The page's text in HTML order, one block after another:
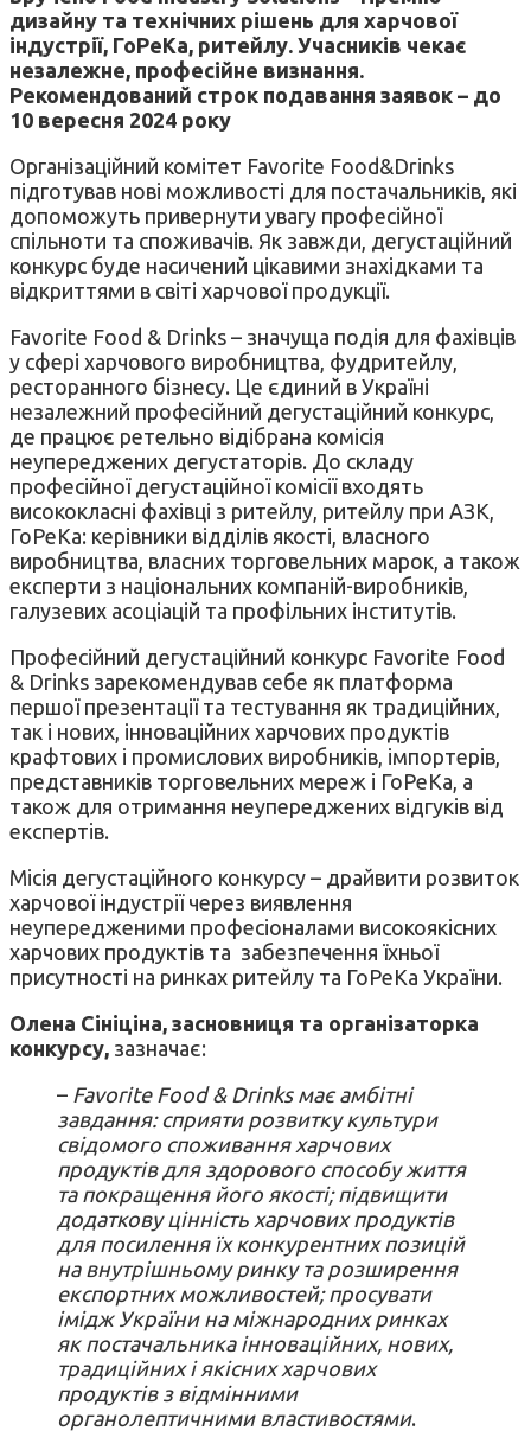
дизайну та технічних рішень для харчової
індустрії, ГоРеКа, ритейлу. Учасників чекає
незалежне, професійне визнання.
Рекомендований строк подавання заявок – до
10 вересня 2024 року
Організаційний комітет Favorite Food&Drinks
підготував нові можливості для постачальників, які
допоможуть привернути увагу професійної
спільноти та споживачів. Як завжди, дегустаційний
конкурс буде насичений цікавими знахідками та
відкриттями в світі харчової продукції.
Favorite Food & Drinks – значуща подія для фахівців
у сфері харчового виробництва, фудритейлу,
ресторанного бізнесу. Це єдиний в Україні
незалежний професійний дегустаційний конкурс,
де працює ретельно відібрана комісія
неупереджених дегустаторів. До складу
професійної дегустаційної комісії входять
висококласні фахівці з ритейлу, ритейлу при АЗК,
ГоРеКа: керівники відділів якості, власного
виробництва, власних торговельних марок, а також
експерти з національних компаній-виробників,
галузевих асоціацій та профільних інститутів.
Професійний дегустаційний конкурс Favorite Food
& Drinks зарекомендував себе як платформа
першої презентації та тестування як традиційних,
так і нових, інноваційних харчових продуктів
крафтових і промислових виробників, імпортерів,
представників торговельних мереж і ГоРеКа, а
також для отримання неупереджених відгуків від
експертів.
Місія дегустаційного конкурсу – драйвити розвиток
харчової індустрії через виявлення
неупередженими професіоналами високоякісних
харчових продуктів та забезпечення їхньої
присутності на ринках ритейлу та ГоРеКа України.
Олена Сініціна, засновниця та організаторка
конкурсу, зазначає:
– Favorite Food & Drinks має амбітні
завдання: сприяти розвитку культури
свідомого споживання харчових
продуктів для здорового способу життя
та покращення його якості; підвищити
додаткову цінність харчових продуктів
для посилення їх конкурентних позицій
на внутрішньому ринку та розширення
експортних можливостей; просувати
імідж України на міжнародних ринках
як постачальника інноваційних, нових,
традиційних і якісних харчових
продуктів з відмінними
органолептичними властивостями.